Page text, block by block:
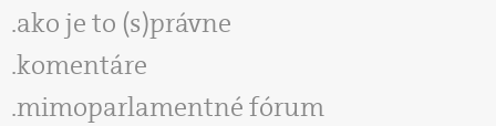
ako je to (s)právne
komentáre
mimoparlamentné fórum